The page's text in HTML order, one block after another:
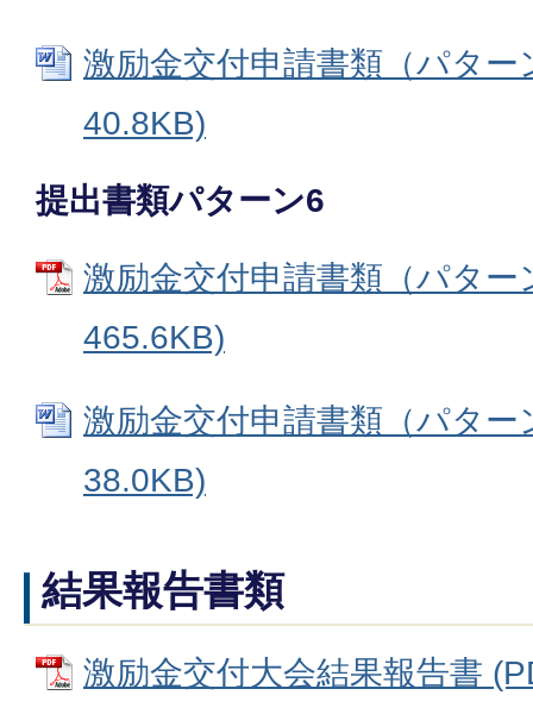
激励金交付申請書類（パタ
40.8KB)
提出書類パターン6
激励金交付申請書類（パタ
465.6KB)
激励金交付申請書類（パタ
38.0KB)
結果報告書類
激励金交付大会結果報告書